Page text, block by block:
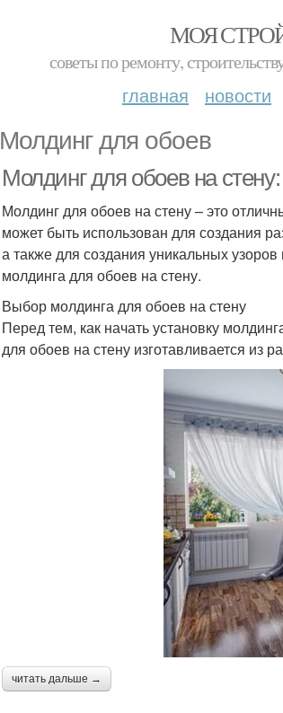
МОЯ
советы по ремонту,
главная новости
Молдинг для обоев
Молдинг для обоев на
Молдинг для обоев на стену – это
может быть использован для создания
а также для создания уникальных
молдинга для обоев на стену.
Выбор молдинга для обоев на стену
Перед тем, как начать установку
для обоев на стену изготавливается из
читать дальше →